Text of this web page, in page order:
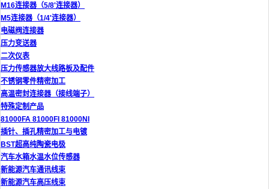
M16连接器（5/8'连接器）
M5连接器（1/4'连接器）
电磁阀连接器
压力变送器
二次仪表
压力传感器放大线路板及配件
不锈钢零件精密加工
高温密封连接器（接线端子）
特殊定制产品
81000FA 81000FI 81000NI
插针、插孔精密加工与电镀
BST超高纯陶瓷电极
汽车水箱水温水位传感器
新能源汽车通讯线束
新能源汽车高压线束